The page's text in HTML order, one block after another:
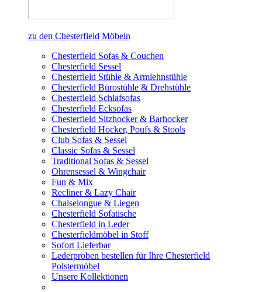
zu den Chesterfield Möbeln
Chesterfield Sofas & Couchen
Chesterfield Sessel
Chesterfield Stühle & Armlehnstühle
Chesterfield Bürostühle & Drehstühle
Chesterfield Schlafsofas
Chesterfield Ecksofas
Chesterfield Sitzhocker & Barhocker
Chesterfield Hocker, Poufs & Stools
Club Sofas & Sessel
Classic Sofas & Sessel
Traditional Sofas & Sessel
Ohrensessel & Wingchair
Fun & Mix
Recliner & Lazy Chair
Chaiselongue & Liegen
Chesterfield Sofatische
Chesterfield in Leder
Chesterfieldmöbel in Stoff
Sofort Lieferbar
Lederproben bestellen für Ihre Chesterfield
Polstermöbel
Unsere Kollektionen